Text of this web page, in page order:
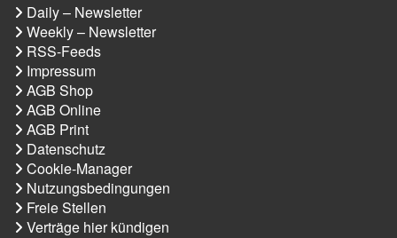
Daily – Newsletter
Weekly – Newsletter
RSS-Feeds
Impressum
AGB Shop
AGB Online
AGB Print
Datenschutz
Cookie-Manager
Nutzungsbedingungen
Freie Stellen
Verträge hier kündigen